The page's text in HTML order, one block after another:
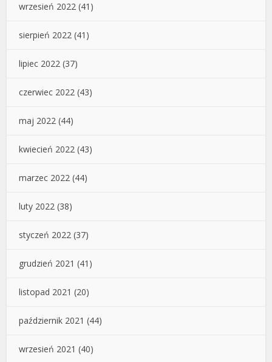
wrzesień 2022 (41)
sierpień 2022 (41)
lipiec 2022 (37)
czerwiec 2022 (43)
maj 2022 (44)
kwiecień 2022 (43)
marzec 2022 (44)
luty 2022 (38)
styczeń 2022 (37)
grudzień 2021 (41)
listopad 2021 (20)
październik 2021 (44)
wrzesień 2021 (40)